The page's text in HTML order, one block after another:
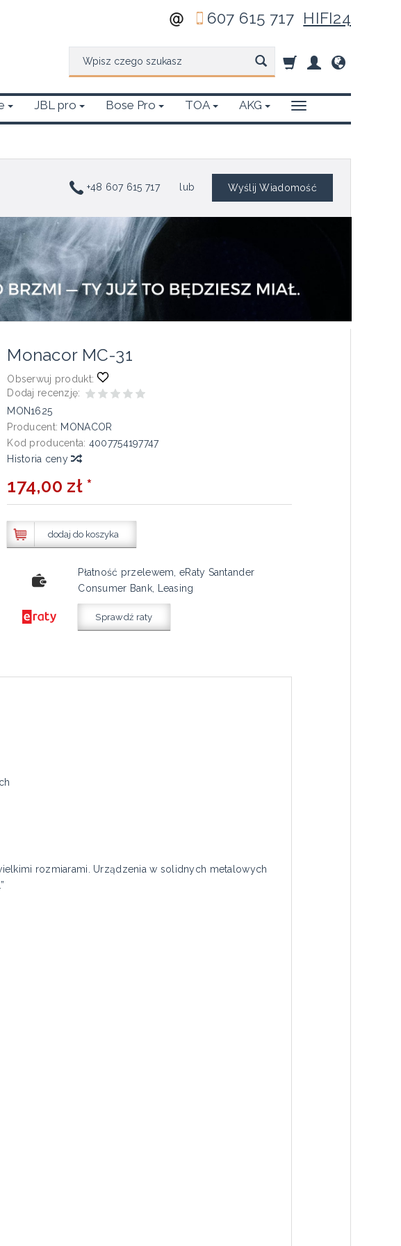
607 615 717 HIFI24
JBL pro Bose Pro TOA AKG
+48 607 615 717 lub Wyślij Wiadomość
Monacor MC-31
Obserwuj produkt:
Dodaj recenzję:
MON1625
Producent: MONACOR
Kod producenta: 4007754197747
Historia ceny
174,00 zł *
dodaj do koszyka
Płatność przelewem, eRaty Santander
Consumer Bank, Leasing
Sprawdź raty
rozmiarami. Urządzenia w solidnych metalowych